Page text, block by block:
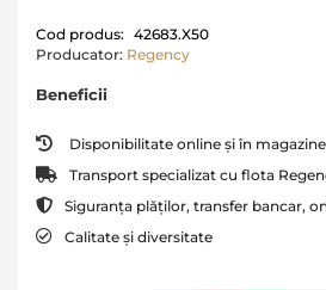
Cod produs: 42683.X50
Producator: Regency
Beneficii
Disponibilitate online și în magazine
Transport specializat cu flota
Siguranța plăților, transfer bancar,
Calitate și diversitate